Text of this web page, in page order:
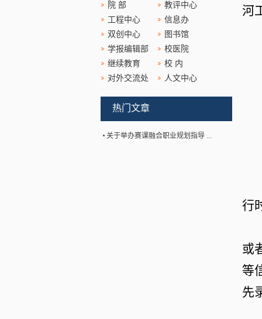
院 部
教评中心
工程中心
信息办
双创中心
图书馆
学报编辑部
校医院
继续教育
校 内
对外交流处
人文中心
热门文章
关于举办赛课融合职业规划指导 ...
河
行
或
等
先